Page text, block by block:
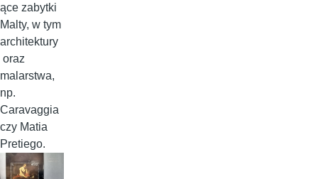
ące zabytki
Malty, w tym
architektury
oraz
malarstwa,
np.
Caravaggia
czy Matia
Pretiego.